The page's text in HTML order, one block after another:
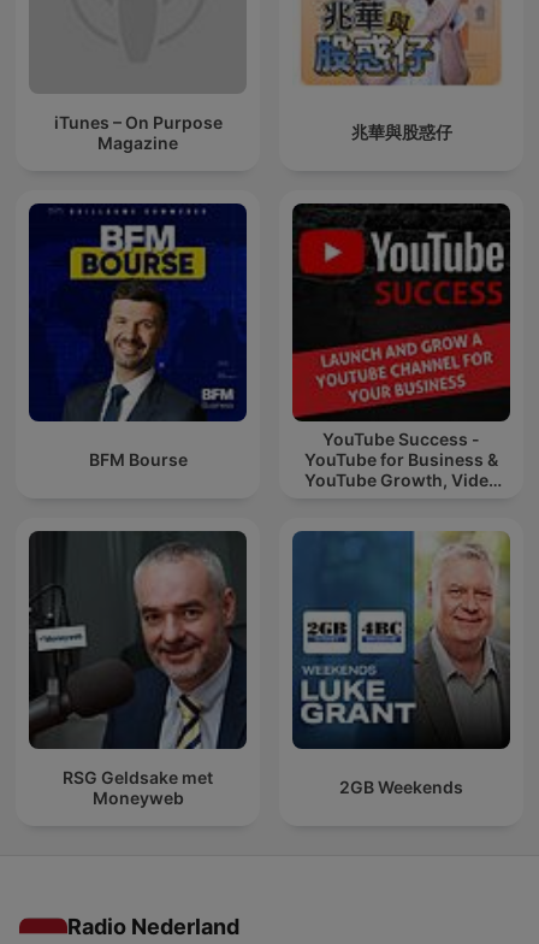
iTunes – On Purpose
Magazine
兆華與股惑仔
BFM Bourse
YouTube Success -
YouTube for Business &
YouTube Growth, Video
RSG Geldsake met
Moneyweb
2GB Weekends
Radio Nederland